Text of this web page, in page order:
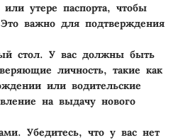
утере паспорта, чтобы
важно для подтверждения
стол. У вас должны быть
личность, такие как
или водительские
на выдачу нового
Убедитесь, что у вас нет